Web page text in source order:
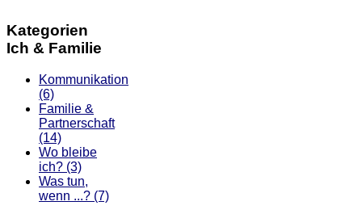
Kategorien
Ich & Familie
Kommunikation
(6)
Familie &
Partnerschaft
(14)
Wo bleibe
ich? (3)
Was tun,
wenn ...? (7)